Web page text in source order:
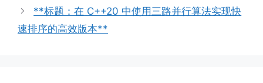
**标题：在 C++20 中使用三路并行算法实现快
速排序的高效版本**